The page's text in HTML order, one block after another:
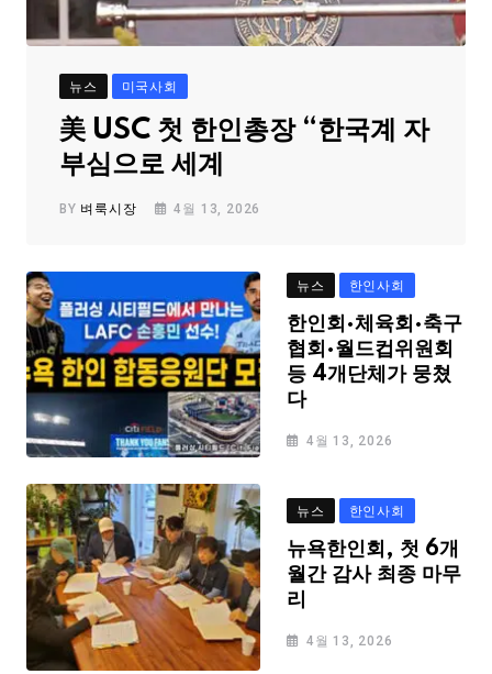
뉴스 미국사회
美 USC 첫 한인총장 “한국계 자
부심으로 세계
BY 벼룩시장 4월 13, 2026
뉴스 한인사회
한인회·체육회·축구
협회·월드컵위원회
등 4개단체가 뭉쳤
다
4월 13, 2026
뉴스 한인사회
뉴욕한인회, 첫 6개
월간 감사 최종 마무
리
4월 13, 2026